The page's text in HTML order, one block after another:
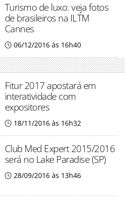
Turismo de luxo: veja fotos
de brasileiros na ILTM
Cannes
06/12/2016 às 16h40
Fitur 2017 apostará em
interatividade com
expositores
18/11/2016 às 16h32
Club Med Expert 2015/2016
será no Lake Paradise (SP)
28/09/2016 às 13h46